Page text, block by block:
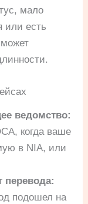
мало
или есть
ведомство:
когда ваше
в NIA, или
перевода:
подошел на